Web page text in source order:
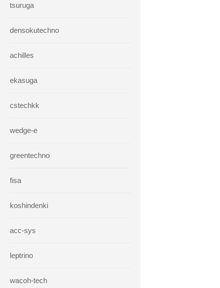
tsuruga
densokutechno
achilles
ekasuga
cstechkk
wedge-e
greentechno
fisa
koshindenki
acc-sys
leptrino
wacoh-tech